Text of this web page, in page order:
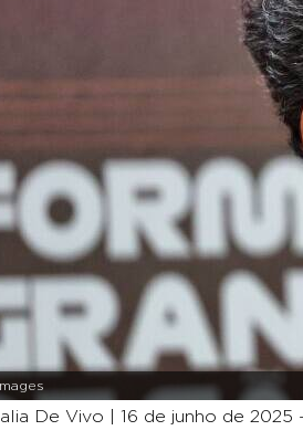
De Vivo | 16 de junho de 2025